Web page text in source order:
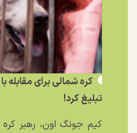
کره شمالی برای
تبلیغ کرد!
کیم جونگ اون، رهبر